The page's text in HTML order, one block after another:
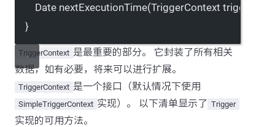
Date nextExecutionTime(TriggerContext
}
TriggerContext 是最重要的部分。 它封装了所有相关
数据，如有必要，将来可以进行扩展。
TriggerContext 是一个接口（默认情况下使用
SimpleTriggerContext 实现）。 以下清单显示了 Trigger
实现的可用方法。